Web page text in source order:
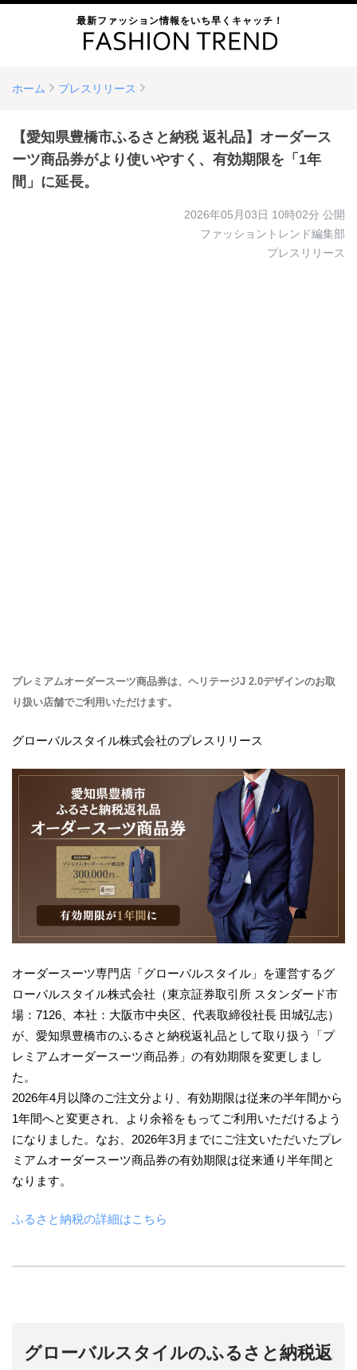
最新ファッション情報をいち早くキャッチ！
ホーム プレスリリース
【愛知県豊橋市ふるさと納税 返礼品】オーダース
ーツ商品券がより使いやすく、有効期限を「1年
間」に延長。
2026年05月03日 10時02分 公開
ファッショントレンド編集部
プレスリリース
プレミアムオーダースーツ商品券は、ヘリテージJ 2.0デザインのお取
り扱い店舗でご利用いただけます。
グローバルスタイル株式会社のプレスリリース
オーダースーツ専門店「グローバルスタイル」を運営するグ
ローバルスタイル株式会社（東京証券取引所 スタンダード市
場：7126、本社：大阪市中央区、代表取締役社長 田城弘志）
が、愛知県豊橋市のふるさと納税返礼品として取り扱う「プ
レミアムオーダースーツ商品券」の有効期限を変更しまし
た。
2026年4月以降のご注文分より、有効期限は従来の半年間から
1年間へと変更され、より余裕をもってご利用いただけるよう
になりました。なお、2026年3月までにご注文いただいたプレ
ミアムオーダースーツ商品券の有効期限は従来通り半年間と
なります。
ふるさと納税の詳細はこちら
グローバルスタイルのふるさと納税返